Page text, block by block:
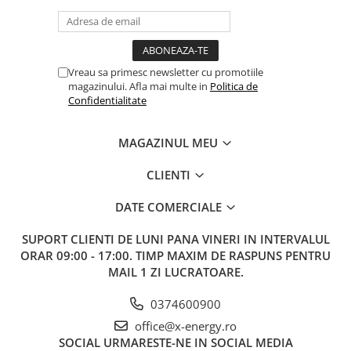
Vreau sa primesc newsletter cu promotiile
magazinului. Afla mai multe in Politica de
Confidentialitate
MAGAZINUL MEU
CLIENTI
DATE COMERCIALE
SUPORT CLIENTI DE LUNI PANA VINERI IN INTERVALUL
ORAR 09:00 - 17:00. TIMP MAXIM DE RASPUNS PENTRU
MAIL 1 ZI LUCRATOARE.
0374600900
office@x-energy.ro
SOCIAL URMARESTE-NE IN SOCIAL MEDIA